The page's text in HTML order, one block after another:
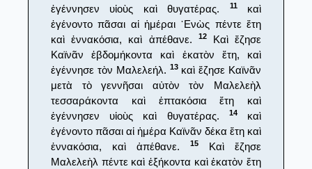
ἐγέννησεν υἱοὺς καὶ θυγατέρας.
11καὶ
ἐγένοντο πᾶσαι αἱ ἡμέραι ᾿Ενὼς πέντε ἔτη
καὶ ἐννακόσια, καὶ ἀπέθανε.
12Καὶ ἔζησε
Καϊνᾶν ἑβδομήκοντα καὶ ἑκατὸν ἔτη, καὶ
ἐγέννησε τὸν Μαλελεήλ. 13καὶ ἔζησε Καϊνᾶν
μετὰ τὸ γεννῆσαι αὐτὸν τὸν Μαλελεὴλ
τεσσαράκοντα καὶ ἑπτακόσια ἔτη καὶ
ἐγέννησεν υἱοὺς καὶ θυγατέρας.
14καὶ
ἐγένοντο πᾶσαι αἱ ἡμέρα Καϊνᾶν δέκα ἔτη καὶ
ἐννακόσια, καὶ ἀπέθανε.
15
Καὶ ἔζησε
Μαλελεὴλ πέντε καὶ ἑξήκοντα καὶ ἑκατὸν ἔτη